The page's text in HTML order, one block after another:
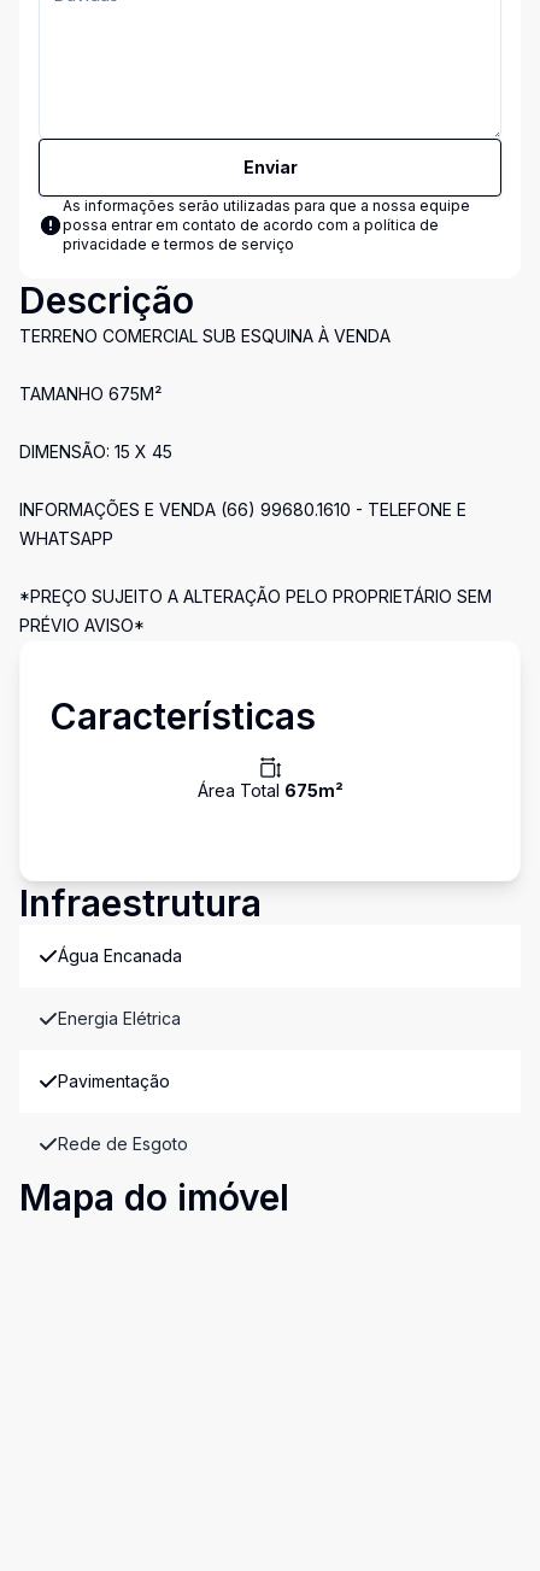
Enviar
As informações serão utilizadas para que a nossa equipe
possa entrar em contato de acordo com a política de
privacidade e termos de serviço
Descrição
TERRENO COMERCIAL SUB ESQUINA À VENDA
TAMANHO 675M²
DIMENSÃO: 15 X 45
INFORMAÇÕES E VENDA (66) 99680.1610 - TELEFONE E
WHATSAPP
*PREÇO SUJEITO A ALTERAÇÃO PELO PROPRIETÁRIO SEM
PRÉVIO AVISO*
Características
Área Total 675m²
Infraestrutura
Água Encanada
Energia Elétrica
Pavimentação
Rede de Esgoto
Mapa do imóvel